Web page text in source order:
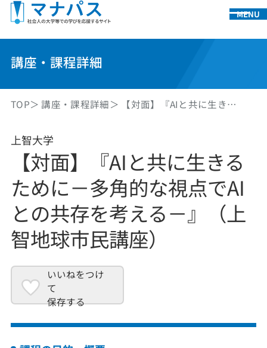
MENU
講座・課程詳細
TOP 講座・課程詳細 【対面】『AIと共に生き…
上智大学
【対面】『AIと共に生きる
ために－多角的な視点でAI
との共存を考える－』（上
智地球市民講座）
いいねをつけ
て
保存する